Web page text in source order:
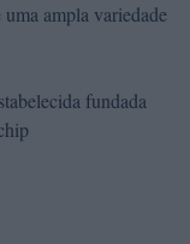
ampla variedade
fundada